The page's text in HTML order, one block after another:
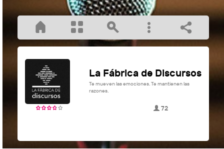
La Fábrica de Discursos
Te mueven las emociones. Te mantienen las
razones.
72